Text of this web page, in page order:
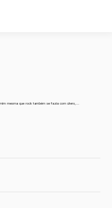
mesma que rock também se fazia com útero,...